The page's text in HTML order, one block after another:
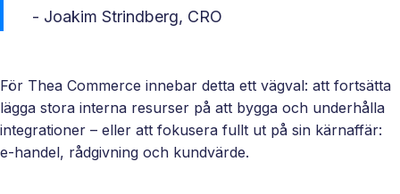
underhåller.
- Joakim Strindberg, CRO
För Thea Commerce innebar detta ett vägval: att fortsätta
lägga stora interna resurser på att bygga och underhålla
integrationer – eller att fokusera fullt ut på sin kärnaffär:
e‑handel, rådgivning och kundvärde.